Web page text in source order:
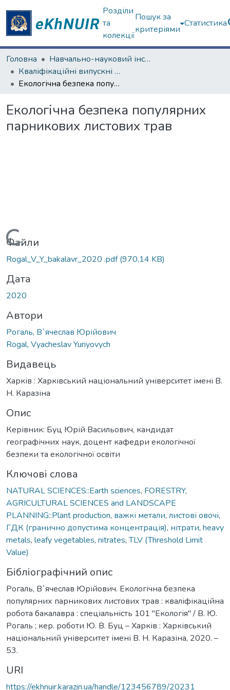
Розділи
та
колекції
Пошук за
критеріями
Статистика
Головна
Навчально-науковий інститут екології, зеленої енергетики та сталого розвитку
Кваліфікаційні випускні роботи бакалаврів. Навчально-науковий інститут екології, зеленої енергетики та сталого розвитку
Екологічна безпека популярних парникових листових трав
Екологічна безпека популярних
парникових листових трав
Вантажиться...
Файли
Rogal_V_Y_bakalavr_2020 .pdf(970,14 KB)
Дата
2020
Автори
Рогаль, В`ячеслав Юрійович
Rogal, Vyacheslav Yuriyovych
Видавець
Харків : Харківський національний університет імені В.
Н. Каразіна
Опис
Керівник: Буц Юрій Васильович, кандидат
географічних наук, доцент кафедри екологічної
безпеки та екологічної освіти
Ключові слова
NATURAL SCIENCES::Earth sciences, FORESTRY,
AGRICULTURAL SCIENCES and LANDSCAPE
PLANNING::Plant production, важкі метали, листові овочі,
ГДК (гранично допустима концентрація), нітрати, heavy
metals, leafy vegetables, nitrates,TLV (Threshold Limit
Value)
Бібліографічний опис
Рогаль, В`ячеслав Юрійович. Екологічна безпека
популярних парникових листових трав : кваліфікаційна
робота бакалавра : спеціальність 101 "Екологія" / В. Ю.
Рогаль ; кер. роботи Ю. В. Буц – Харків : Харківський
національний університет імені В. Н. Каразіна, 2020. –
53.
URI
https://ekhnuir.karazin.ua/handle/123456789/20231